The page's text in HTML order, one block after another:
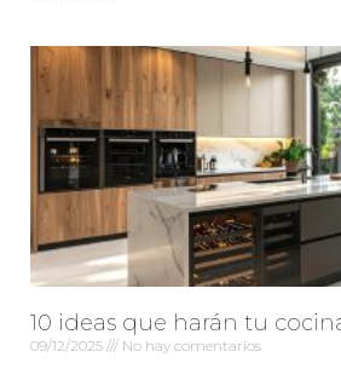
10 ideas que harán tu
09/12/2025 No hay comentarios